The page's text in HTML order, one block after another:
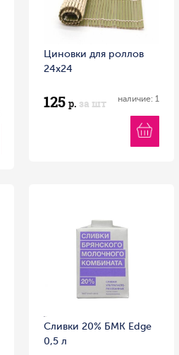
Циновки для роллов
24х24
125 р. за шт наличие: 1
Сливки 20% БМК Edge
0,5 л